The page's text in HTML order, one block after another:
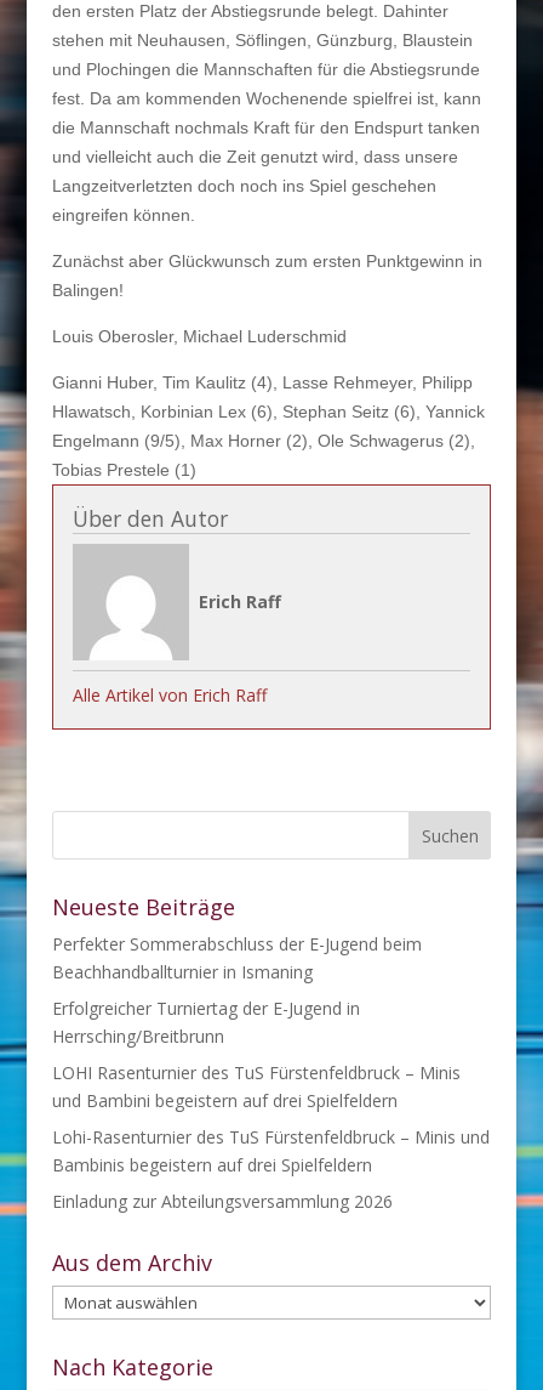
den ersten Platz der Abstiegsrunde belegt. Dahinter
stehen mit Neuhausen, Söflingen, Günzburg, Blaustein
und Plochingen die Mannschaften für die Abstiegsrunde
fest. Da am kommenden Wochenende spielfrei ist, kann
die Mannschaft nochmals Kraft für den Endspurt tanken
und vielleicht auch die Zeit genutzt wird, dass unsere
Langzeitverletzten doch noch ins Spiel geschehen
eingreifen können.
Zunächst aber Glückwunsch zum ersten Punktgewinn in
Balingen!
Louis Oberosler, Michael Luderschmid
Gianni Huber, Tim Kaulitz (4) , Lasse Rehmeyer, Philipp
Hlawatsch , Korbinian Lex (6), Stephan Seitz (6), Yannick
Engelmann (9/5), Max Horner (2), Ole Schwagerus (2),
Tobias Prestele (1)
Über den Autor
Erich Raff
Alle Artikel von Erich Raff
Neueste Beiträge
Perfekter Sommerabschluss der E-Jugend beim
Beachhandballturnier in Ismaning
Erfolgreicher Turniertag der E-Jugend in
Herrsching/Breitbrunn
LOHI Rasenturnier des TuS Fürstenfeldbruck – Minis
und Bambini begeistern auf drei Spielfeldern
Lohi-Rasenturnier des TuS Fürstenfeldbruck – Minis und
Bambinis begeistern auf drei Spielfeldern
Einladung zur Abteilungsversammlung 2026
Aus dem Archiv
Aus
dem
Archiv
Nach Kategorie